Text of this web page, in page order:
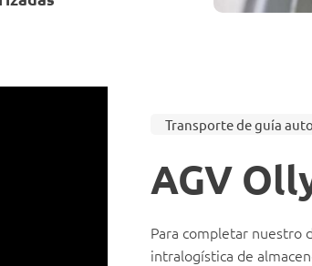
Transporte de guía
AGV
Para completar nuestro
intralogística de